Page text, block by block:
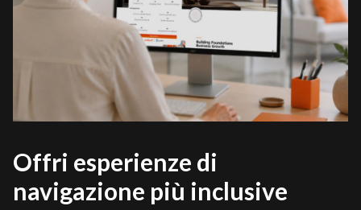
Offri esperienze di
navigazione più inclusive